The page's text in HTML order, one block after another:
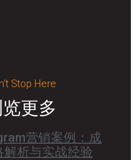
Stop Here
更多
营销案例：成
析与实战经验